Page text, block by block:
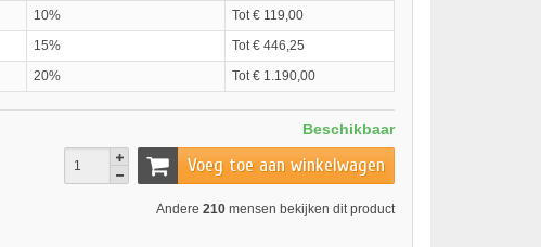
10%
Tot € 119,00
15%
Tot € 446,25
20% Tot € 1.190,00
Beschikbaar
Voeg toe aan winkelwagen
Andere 210 mensen bekijken dit product